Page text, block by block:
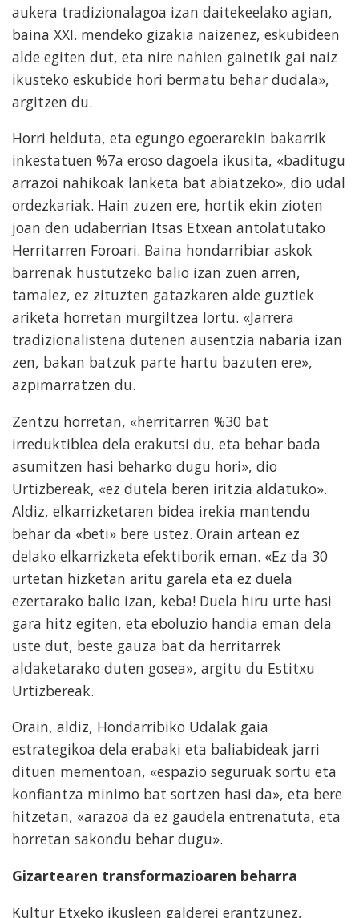
aukera tradizionalagoa izan daitekeelako agian,
baina XXI. mendeko gizakia naizenez, eskubideen
alde egiten dut, eta nire nahien gainetik gai naiz
ikusteko eskubide hori bermatu behar dudala»,
argitzen du.
Horri helduta, eta egungo egoerarekin bakarrik
inkestatuen %7a eroso dagoela ikusita, «baditugu
arrazoi nahikoak lanketa bat abiatzeko», dio udal
ordezkariak. Hain zuzen ere, hortik ekin zioten
joan den udaberrian Itsas Etxean antolatutako
Herritarren Foroari. Baina hondarribiar askok
barrenak hustutzeko balio izan zuen arren,
tamalez, ez zituzten gatazkaren alde guztiek
ariketa horretan murgiltzea lortu. «Jarrera
tradizionalistena dutenen ausentzia nabaria izan
zen, bakan batzuk parte hartu bazuten ere»,
azpimarratzen du.
Zentzu horretan, «herritarren %30 bat
irreduktiblea dela erakutsi du, eta behar bada
asumitzen hasi beharko dugu hori», dio
Urtizbereak, «ez dutela beren iritzia aldatuko».
Aldiz, elkarrizketaren bidea irekia mantendu
behar da «beti» bere ustez. Orain artean ez
delako elkarrizketa efektiborik eman. «Ez da 30
urtetan hizketan aritu garela eta ez duela
ezertarako balio izan, keba! Duela hiru urte hasi
gara hitz egiten, eta eboluzio handia eman dela
uste dut, beste gauza bat da herritarrek
aldaketarako duten gosea», argitu du Estitxu
Urtizbereak.
Orain, aldiz, Hondarribiko Udalak gaia
estrategikoa dela erabaki eta baliabideak jarri
dituen mementoan, «espazio seguruak sortu eta
konfiantza minimo bat sortzen hasi da», eta bere
hitzetan, «arazoa da ez gaudela entrenatuta, eta
horretan sakondu behar dugu».
Gizartearen transformazioaren beharra
Kultur Etxeko ikusleen galderei erantzunez,